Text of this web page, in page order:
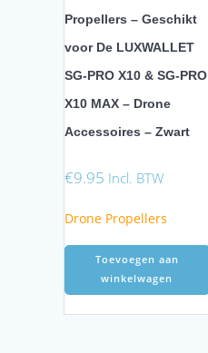
Propellers – Geschikt
voor De LUXWALLET
SG-PRO X10 & SG-PRO
X10 MAX – Drone
Accessoires – Zwart
€9.95 Incl. BTW
Drone Propellers
Toevoegen aan
winkelwagen